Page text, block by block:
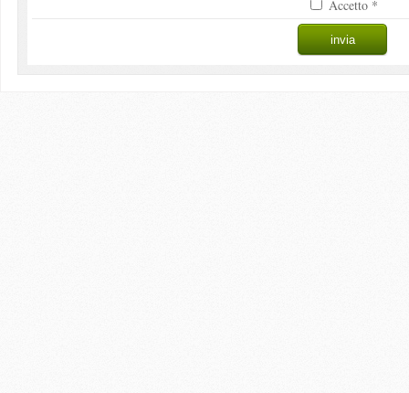
Accetto *